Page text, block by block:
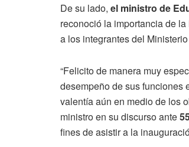
De su lado, el ministro de
reconoció la importancia de
a los integrantes del
“Felicito de manera muy
desempeño de sus funciones
valentía aún en medio de los
ministro en su discurso ante
fines de asistir a la